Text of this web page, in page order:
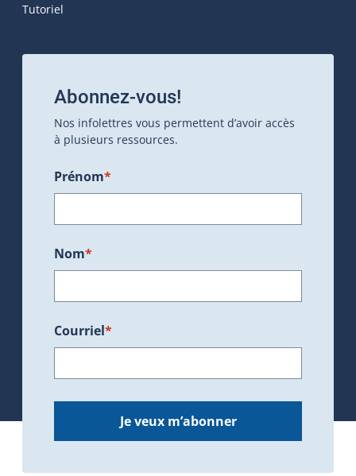
Tutoriel
Abonnez-vous!
Nos infolettres vous permettent d’avoir accès
à plusieurs ressources.
Prénom*
Nom*
Courriel*
Je veux m’abonner